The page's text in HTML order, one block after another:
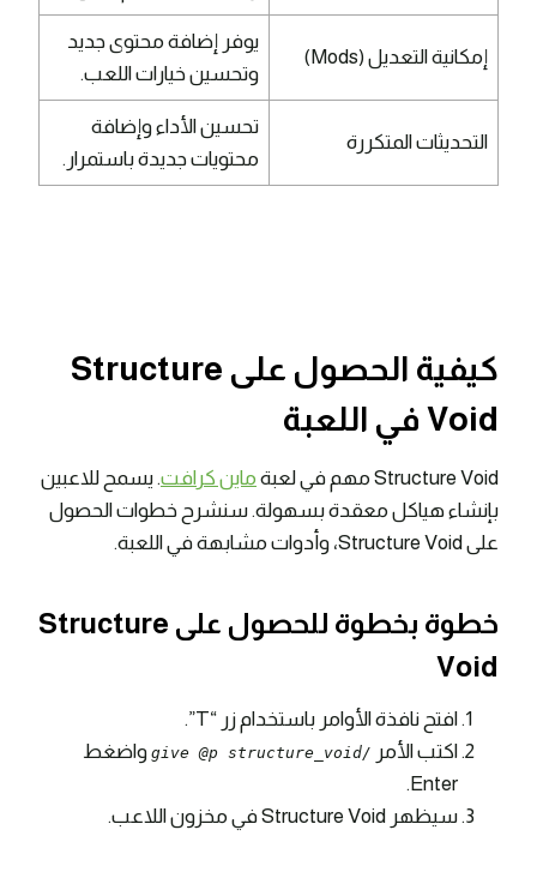
إمكانية التعديل (Mods)
يوفر إضافة محتوى جديد
وتحسين خيارات اللعب.
التحديثات المتكررة
تحسين الأداء وإضافة
محتويات جديدة باستمرار.
كيفية الحصول على Structure
Void في اللعبة
Structure Void مهم في لعبة ماين كرافت. يسمح للاعبين
بإنشاء هياكل معقدة بسهولة. سنشرح خطوات الحصول
على Structure Void، وأدوات مشابهة في اللعبة.
خطوة بخطوة للحصول على Structure
Void
افتح نافذة الأوامر باستخدام زر “T”.
اكتب الأمر /give @p structure_void
واضغط
Enter.
سيظهر Structure Void في مخزون اللاعب.